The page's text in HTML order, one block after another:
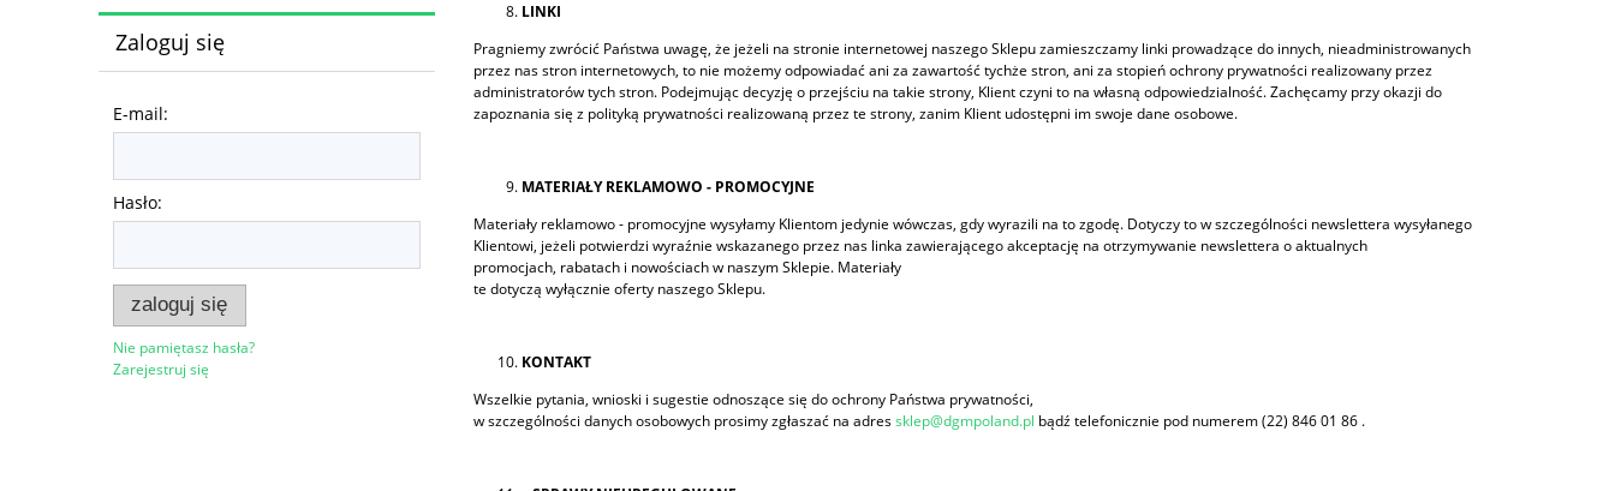
Zaloguj się
E-mail:
Hasło:
zaloguj się
Nie pamiętasz hasła?
Zarejestruj się
LINKI
Pragniemy zwrócić Państwa uwagę, że jeżeli na stronie internetowej naszego Sklepu zamieszczamy linki prowadzące do innych, nieadministrowanych
przez nas stron internetowych, to nie możemy odpowiadać ani za zawartość tychże stron, ani za stopień ochrony prywatności realizowany przez
administratorów tych stron. Podejmując decyzję o przejściu na takie strony, Klient czyni to na własną odpowiedzialność. Zachęcamy przy okazji do
zapoznania się z polityką prywatności realizowaną przez te strony, zanim Klient udostępni im swoje dane osobowe.
MATERIAŁY REKLAMOWO - PROMOCYJNE
Materiały reklamowo - promocyjne wysyłamy Klientom jedynie wówczas, gdy wyrazili na to zgodę. Dotyczy to w szczególności newslettera wysyłanego
Klientowi, jeżeli potwierdzi wyraźnie wskazanego przez nas linka zawierającego akceptację na otrzymywanie newslettera o aktualnych
promocjach, rabatach i nowościach w naszym Sklepie. Materiały
te dotyczą wyłącznie oferty naszego Sklepu.
KONTAKT
Wszelkie pytania, wnioski i sugestie odnoszące się do ochrony Państwa prywatności,
w szczególności danych osobowych prosimy zgłaszać na adressklep@dgmpoland.pl bądź telefonicznie pod numerem (22) 846 01 86 .